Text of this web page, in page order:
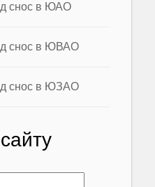
снос в ЮАО
снос в ЮВАО
снос в ЮЗАО